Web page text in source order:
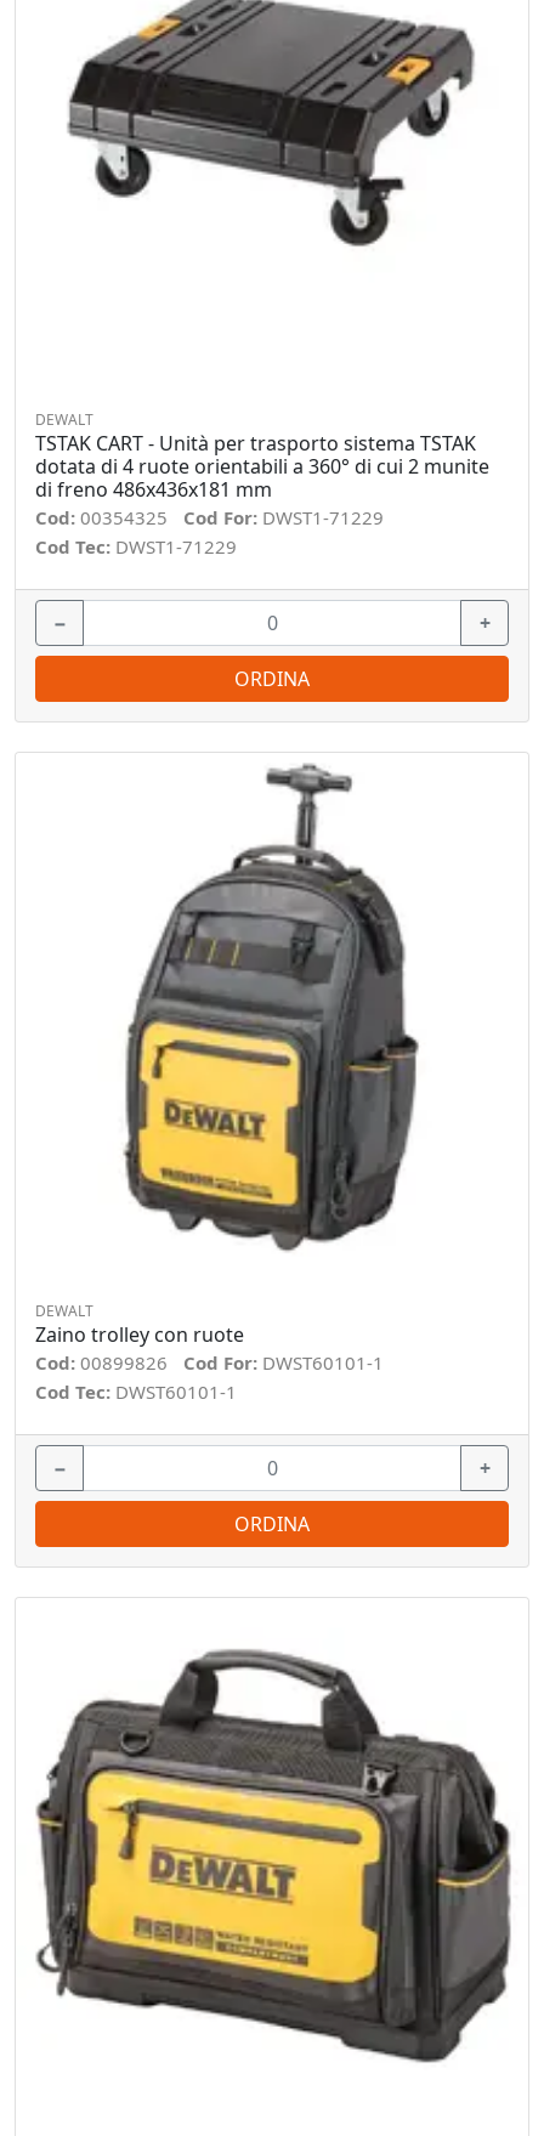
DEWALT
TSTAK CART - Unità per trasporto sistema TSTAK
dotata di 4 ruote orientabili a 360° di cui 2 munite
di freno 486x436x181 mm
Cod: 00354325 Cod For: DWST1-71229
Cod Tec: DWST1-71229
− +
ORDINA
DEWALT
Zaino trolley con ruote
Cod: 00899826 Cod For: DWST60101-1
Cod Tec: DWST60101-1
− +
ORDINA